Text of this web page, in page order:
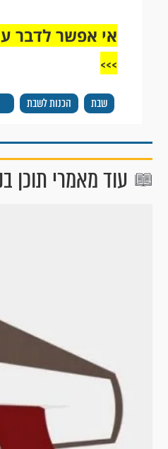
שבת הכנות לשבת
אי אפשר לדבר
>>>
עוד מאמרי תוכן